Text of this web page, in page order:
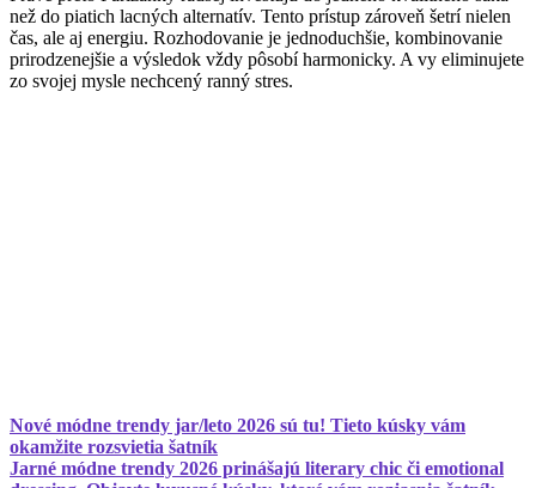
než do piatich lacných alternatív. Tento prístup zároveň šetrí nielen
čas, ale aj energiu. Rozhodovanie je jednoduchšie, kombinovanie
prirodzenejšie a výsledok vždy pôsobí harmonicky. A vy eliminujete
zo svojej mysle nechcený ranný stres.
Nové módne trendy jar/leto 2026 sú tu! Tieto kúsky vám
okamžite rozsvietia šatník
Jarné módne trendy 2026 prinášajú literary chic či emotional